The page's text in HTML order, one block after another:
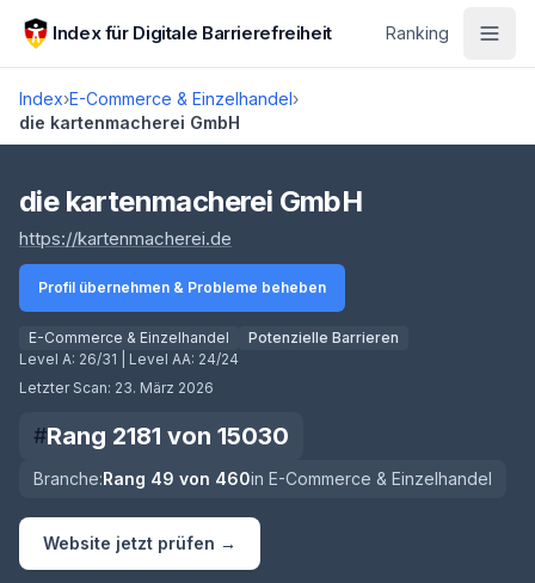
Zum Hauptinhalt springen
Index für Digitale Barrierefreiheit Ranking
Index›E-Commerce & Einzelhandel›
die kartenmacherei GmbH
Score lädt
die kartenmacherei GmbH
https://kartenmacherei.de
Profil übernehmen & Probleme beheben
E-Commerce & Einzelhandel
Potenzielle Barrieren
Level A: 26/31 | Level AA: 24/24
Letzter Scan: 23. März 2026
#Rang 2181 von 15030
Branche:Rang 49 von 460in E-Commerce & Einzelhandel
Website jetzt prüfen →